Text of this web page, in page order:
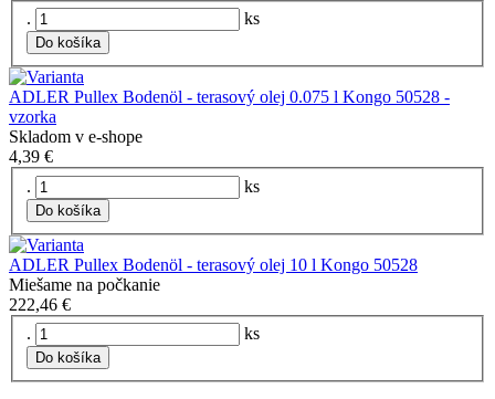
.
ks
Do košíka
ADLER Pullex Bodenöl - terasový olej 0.075 l Kongo 50528 -
vzorka
Skladom v e-shope
4,39 €
.
ks
Do košíka
ADLER Pullex Bodenöl - terasový olej 10 l Kongo 50528
Miešame na počkanie
222,46 €
.
ks
Do košíka